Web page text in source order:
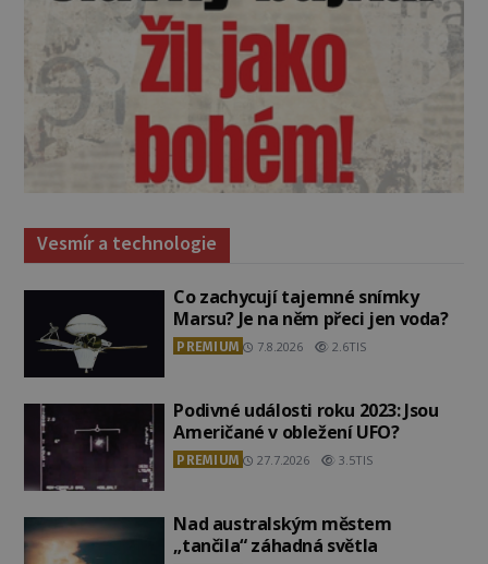
Vesmír a technologie
Co zachycují tajemné snímky
Marsu? Je na něm přeci jen voda?
PREMIUM 7.8.2026 2.6TIS
Podivné události roku 2023: Jsou
Američané v obležení UFO?
PREMIUM 27.7.2026 3.5TIS
Nad australským městem
„tančila“ záhadná světla